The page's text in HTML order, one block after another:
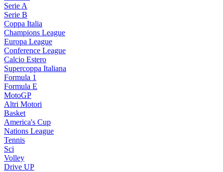
Serie A
Serie B
Coppa Italia
Champions League
Europa League
Conference League
Calcio Estero
Supercoppa Italiana
Formula 1
Formula E
MotoGP
Altri Motori
Basket
America's Cup
Nations League
Tennis
Sci
Volley
Drive UP